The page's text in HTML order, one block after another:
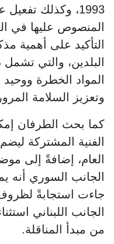
1993، وكذلك
التأكيد على أهمية
البلدين، والتي
المواد الخطرة ووحيد
وتعزيز السلامة
كما بحث الطرفان
الفنية المشتركة
العام، إضافةً إلى
الجانب السوري أنه
جاءت استجابةً
الجانب اللبناني
من مبدأ المناقلة.